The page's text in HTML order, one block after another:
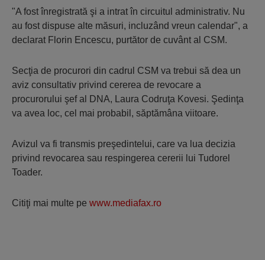
"A fost înregistrată şi a intrat în circuitul administrativ. Nu
au fost dispuse alte măsuri, incluzând vreun calendar", a
declarat Florin Encescu, purtător de cuvânt al CSM.
Secţia de procurori din cadrul CSM va trebui să dea un
aviz consultativ privind cererea de revocare a
procurorului şef al DNA, Laura Codruţa Kovesi. Şedinţa
va avea loc, cel mai probabil, săptămâna viitoare.
Avizul va fi transmis preşedintelui, care va lua decizia
privind revocarea sau respingerea cererii lui Tudorel
Toader.
Citiţi mai multe pe www.mediafax.ro